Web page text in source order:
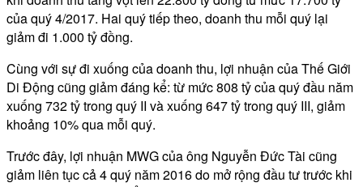
của quý 4/2017. Hai quý tiếp theo, doanh thu mỗi quý lại
giảm đi 1.000 tỷ đồng.
Cùng với sự đi xuống của doanh thu, lợi nhuận của Thế Giới
Di Động cũng giảm đáng kể: từ mức 808 tỷ của quý đầu năm
xuống 732 tỷ trong quý II và xuống 647 tỷ trong quý III, giảm
khoảng 10% qua mỗi quý.
Trước đây, lợi nhuận MWG của ông Nguyễn Đức Tài cũng
giảm liên tục cả 4 quý năm 2016 do mở rộng đầu tư trước khi